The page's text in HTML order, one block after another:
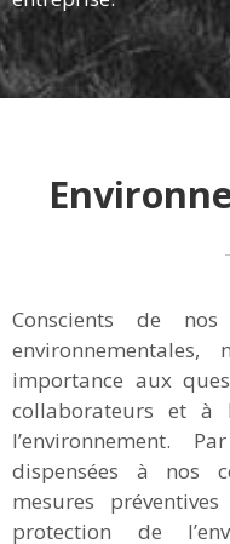
Conscients de
importance aux
collaborateurs et à
l’environnement.
dispensées à nos
mesures
protection de